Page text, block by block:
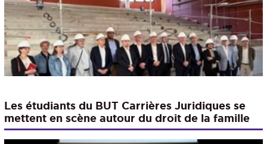
Les étudiants du BUT Carrières Juridiques se
mettent en scène autour du droit de la famille